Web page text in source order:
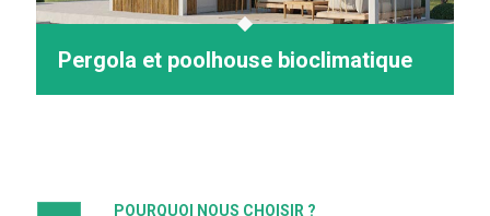
Pergola et poolhouse bioclimatique
POURQUOI NOUS CHOISIR ?